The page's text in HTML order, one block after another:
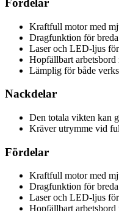
Fördelar
Kraftfull motor med
Dragfunktion för breda
Laser och LED-ljus
Hopfällbart
Lämplig för både
Nackdelar
Den totala vikten kan
Kräver utrymme vid
Fördelar
Kraftfull motor med
Dragfunktion för breda
Laser och LED-ljus
Hopfällbart